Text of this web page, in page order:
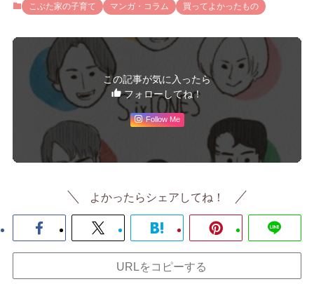
こぶた家の子育て マンガ・コラム 買ってよかったもの
この記事が気に入ったら
フォローしてね！
Follow Me
よかったらシェアしてね！
URLをコピーする